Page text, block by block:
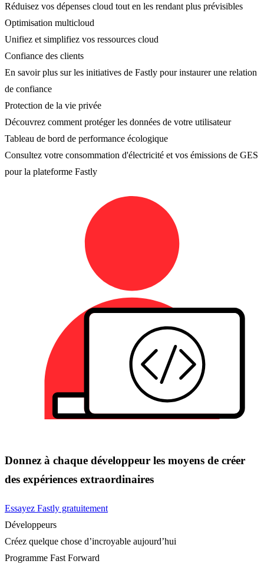
Réduisez vos dépenses cloud tout en les rendant plus prévisibles
Optimisation multicloud
Unifiez et simplifiez vos ressources cloud
Confiance des clients
En savoir plus sur les initiatives de Fastly pour instaurer une relation
de confiance
Protection de la vie privée
Découvrez comment protéger les données de votre utilisateur
Tableau de bord de performance écologique
Consultez votre consommation d'électricité et vos émissions de GES
pour la plateforme Fastly
Donnez à chaque développeur les moyens de créer
des expériences extraordinaires
Essayez Fastly gratuitement
Développeurs
Créez quelque chose d’incroyable aujourd’hui
Programme Fast Forward